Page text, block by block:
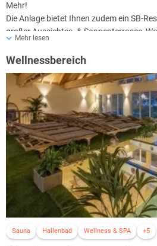
Mehr!
Die Anlage bietet Ihnen zudem ein SB-
großer Aussichtes- & Sonnenterrasse,
"TOP" Exklusiv für Gäste des MOSEL
• Gesicherte Abstellfläche für Ihre Bikes
Lademöglichkeit
• kostenfreie Ladestationen für Ihr E-
Zum weiteren Angebot des MOSEL
sehr beliebten Planwagenfahrten durch
Winzervesper & Weinprobe,
Events uvm.
Alle Hotel-Appartements haben eine
& Essbereich.
Alle Freizeit- & Ausflugsmöglichkeiten
zentrale Lage der Hotelanlage optimal
Cochem mit seinen gemütlichen Gassen,
Mehr lesen
Wellnessbereich
Sauna Hallenbad Wellness & SPA +5